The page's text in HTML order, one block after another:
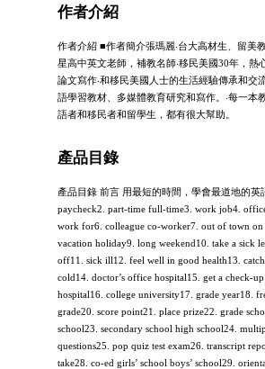
作者介紹
作者介紹 ■作者簡介張瑪麗‧台大高材生、留美
星高中英文老師，補教名師‧移民美國30年，熱
論文寫作‧和移民美國人士的生活經驗傳承和交
語學習教材、多媒體教育研究和寫作。‧每一本
語者和移民者和留學生，都有很大幫助。
產品目錄
產品目錄 前言 用最短的時間，學會最道地的英
paycheck2. part-time full-time3. work job4.
work for6. colleague co-worker7. out of town on
vacation holiday9. long weekend10. take a sick
off11. sick ill12. feel well in good health13.
cold14. doctor’s office hospital15. get a check-
hospital16. college university17. grade year18.
grade20. score point21. place prize22. grade
school23. secondary school high school24.
questions25. pop quiz test exam26. transcript
take28. co-ed girls’ school boys’ school29.